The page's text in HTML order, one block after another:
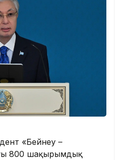
«Бейнеу –
800 шақырымдық